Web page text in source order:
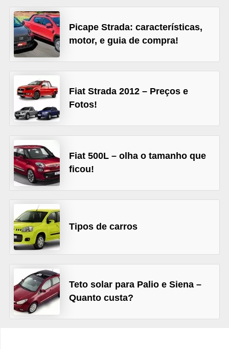
Picape Strada: características,
motor, e guia de compra!
Fiat Strada 2012 – Preços e
Fotos!
Fiat 500L – olha o tamanho que
ficou!
Tipos de carros
Teto solar para Palio e Siena –
Quanto custa?
e
v
e
u
l
s
B
i
c
l
t
a
s